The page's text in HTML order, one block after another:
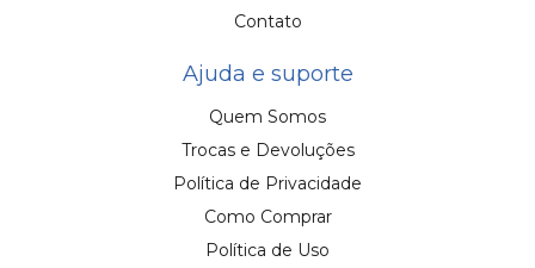
Contato
Ajuda e suporte
Quem Somos
Trocas e Devoluções
Política de Privacidade
Como Comprar
Política de Uso